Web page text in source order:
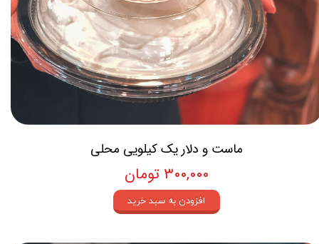
ماست و دلار یک کیلویی محلی
۳۰۰,۰۰۰ تومان
افزودن به سبد خرید